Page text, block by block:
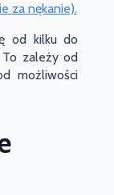
za nękanie).
od kilku do
To zależy od
możliwości